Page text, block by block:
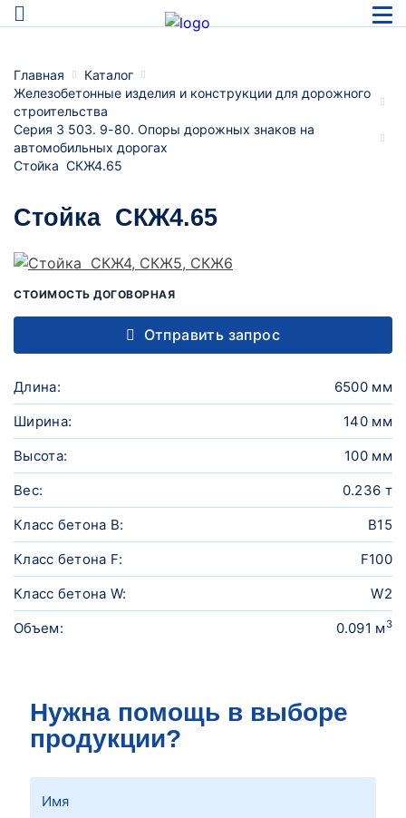
Главная
Каталог
Железобетонные изделия и конструкции для дорожного
строительства
Серия 3 503. 9-80. Опоры дорожных знаков на
автомобильных дорогах
Стойка СКЖ4.65
Стойка СКЖ4.65
СТОИМОСТЬ ДОГОВОРНАЯ
Отправить запрос
Длина:
6500 мм
Ширина:
140 мм
Высота:
100 мм
Вес:
0.236 т
Класс бетона B:
В15
Класс бетона F:
F100
Класс бетона W:
W2
Объем:
0.091 м 3
Нужна помощь в выборе
продукции?